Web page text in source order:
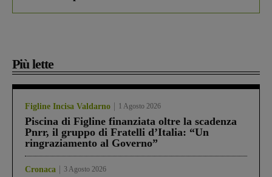
Più lette
Figline Incisa Valdarno 1 Agosto 2026
Piscina di Figline finanziata oltre la scadenza
Pnrr, il gruppo di Fratelli d’Italia: “Un
ringraziamento al Governo”
Cronaca 3 Agosto 2026